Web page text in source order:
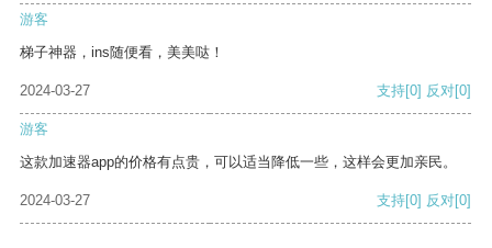
游客
梯子神器，ins随便看，美美哒！
2024-03-27 支持[0] 反对[0]
游客
这款加速器app的价格有点贵，可以适当降低一些，这样会更加亲民。
2024-03-27 支持[0] 反对[0]